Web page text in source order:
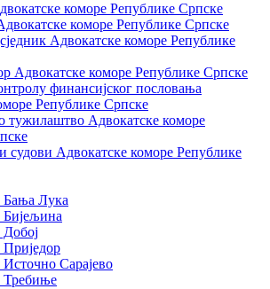
коморе Републике Српске
коморе Републике Српске
Адвокатске коморе Републике
Адвокатске коморе Републике Српске
финансијског пословања
Републике Српске
тужилаштво Адвокатске коморе
судови Адвокатске коморе Републике
Бања Лука
Бијељина
Добој
Приједор
Источно Сарајево
Требиње